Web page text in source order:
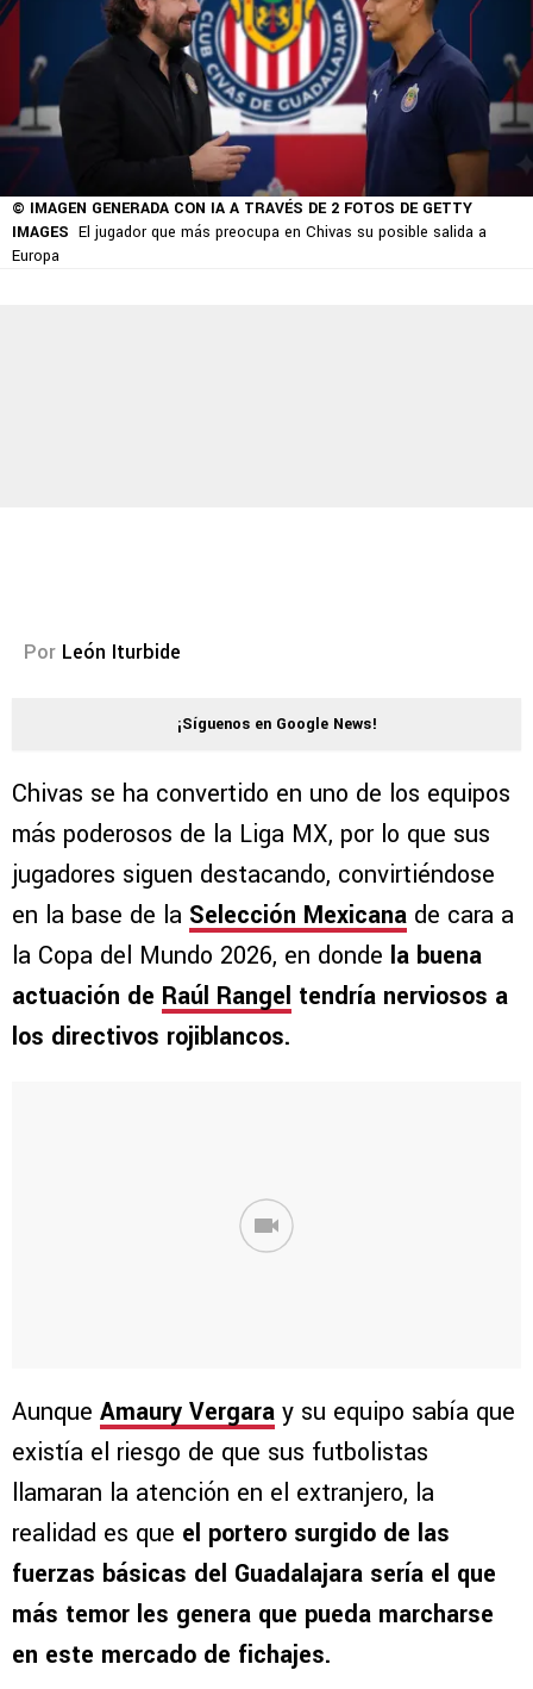
© IMAGEN GENERADA CON IA A TRAVÉS DE 2 FOTOS DE GETTY
IMAGES El jugador que más preocupa en Chivas su posible salida a
Europa
Por León Iturbide
¡Síguenos en Google News!
Chivas se ha convertido en uno de los equipos
más poderosos de la Liga MX, por lo que sus
jugadores siguen destacando, convirtiéndose
en la base de la Selección Mexicana de cara a
la Copa del Mundo 2026, en donde la buena
actuación de Raúl Rangel tendría nerviosos a
los directivos rojiblancos.
Aunque Amaury Vergara y su equipo sabía que
existía el riesgo de que sus futbolistas
llamaran la atención en el extranjero, la
realidad es que el portero surgido de las
fuerzas básicas del Guadalajara sería el que
más temor les genera que pueda marcharse
en este mercado de fichajes.